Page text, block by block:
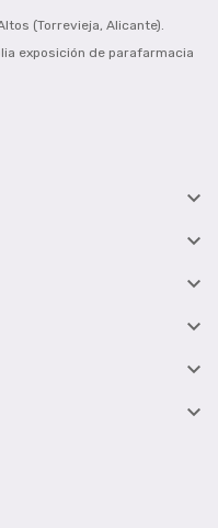
(Torrevieja, Alicante).
exposición de parafarmacia





